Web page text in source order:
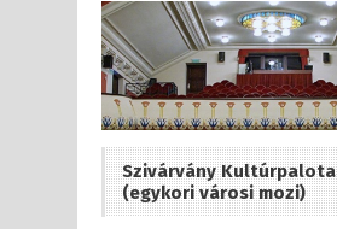
Szivárvány Kultúrpalota
(egykori városi mozi)